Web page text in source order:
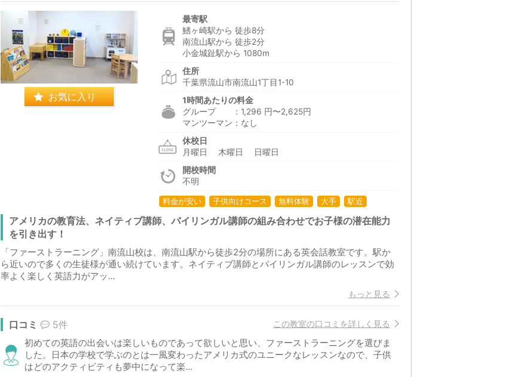
お気に入り
最寄駅
鰭ヶ崎駅から 徒歩8分
南流山駅から 徒歩2分
小金城趾駅から 1080m
住所
千葉県流山市南流山1丁目1-10
1時間あたりの料金
グループ ：1,296 円〜2,625円
マンツーマン：なし
休校日
月曜日 木曜日 日曜日
開校時間
不明
料金が安い 子供向けコース 無料体験 大手 駅近
アメリカの教育法、ネイティブ講師、バイリンガル講師の組み合わせでお子様の潜在能力
を引き出す！
「ファーストラーニング」南流山校は、南流山駅から徒歩2分の場所にある英会話教室です。駅か
ら近いので多くの生徒様が通い続けています。ネイティブ講師とバイリンガル講師のレッスンで効
率よく楽しく英語力がアッ...
もっと見る
この教室の口コミを詳しく見る
口コミ 5件
初めての英語の出会いは楽しいものであって欲しいと思い、ファーストラーニングを選びま
した。日本の学校で学ぶのとは一風変わったアメリカ式のユニークなレッスンなので、子供
はどのアクティビティも夢中になって楽...